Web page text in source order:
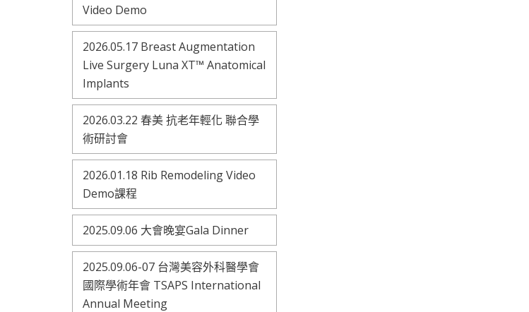
Video Demo
2026.05.17 Breast Augmentation
Live Surgery Luna XT™ Anatomical
Implants
2026.03.22 春美 抗老年輕化 聯合學
術研討會
2026.01.18 Rib Remodeling Video
Demo課程
2025.09.06 大會晚宴Gala Dinner
2025.09.06-07 台灣美容外科醫學會
國際學術年會 TSAPS International
Annual Meeting